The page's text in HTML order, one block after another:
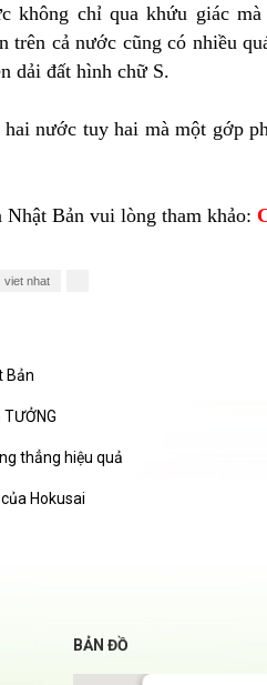
không chỉ qua khứu giác
cả nước cũng có nhiều
dải đất hình chữ S.
nước tuy hai mà một gớp
Bản vui lòng tham khảo:
viet nhat
Bản
TƯỞNG
thẳng hiệu quả
Hokusai
BẢN ĐỒ